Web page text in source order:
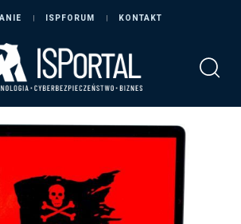
ISPFORUM KONTAKT